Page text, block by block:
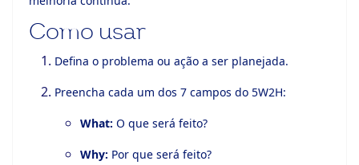
Como usar
Defina o problema ou ação a ser planejada.
Preencha cada um dos 7 campos do 5W2H:
What: O que será feito?
Why: Por que será feito?